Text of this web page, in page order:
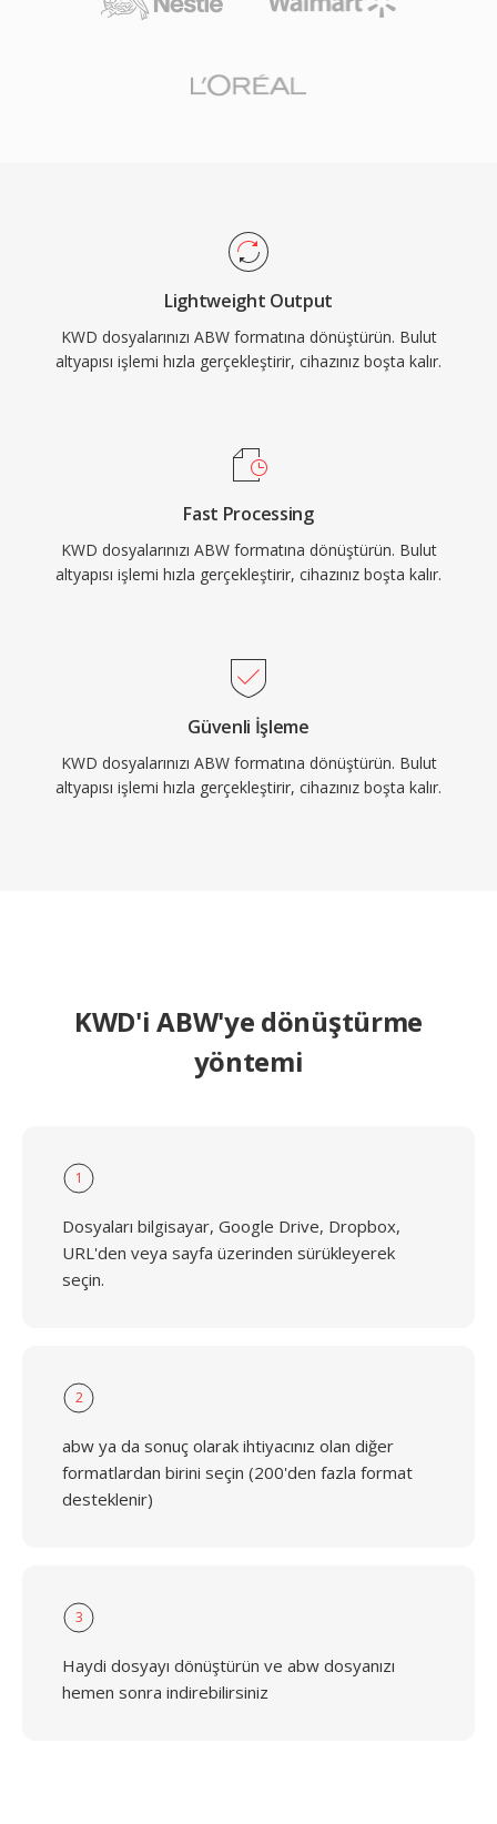
Lightweight Output
KWD dosyalarınızı ABW formatına dönüştürün. Bulut
altyapısı işlemi hızla gerçekleştirir, cihazınız boşta kalır.
Fast Processing
KWD dosyalarınızı ABW formatına dönüştürün. Bulut
altyapısı işlemi hızla gerçekleştirir, cihazınız boşta kalır.
Güvenli İşleme
KWD dosyalarınızı ABW formatına dönüştürün. Bulut
altyapısı işlemi hızla gerçekleştirir, cihazınız boşta kalır.
KWD'i ABW'ye dönüştürme
yöntemi
1
Dosyaları bilgisayar, Google Drive, Dropbox,
URL'den veya sayfa üzerinden sürükleyerek
seçin.
2
abw ya da sonuç olarak ihtiyacınız olan diğer
formatlardan birini seçin (200'den fazla format
desteklenir)
3
Haydi dosyayı dönüştürün ve abw dosyanızı
hemen sonra indirebilirsiniz